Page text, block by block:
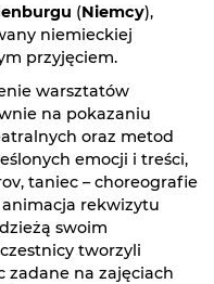
(Niemcy),
niemieckiej
przyjęciem.
warsztatów
na pokazaniu
oraz metod
emocji i treści,
taniec – choreografie
animacja rekwizytu
swoim
tworzyli
zadane na zajęciach